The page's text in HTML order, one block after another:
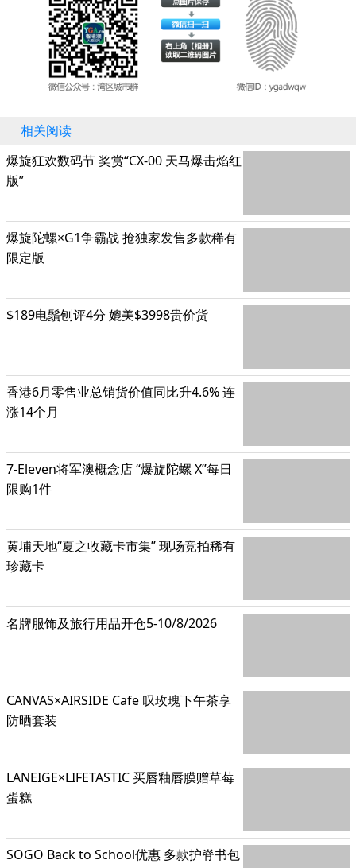
相关阅读
爆旋狂欢数码节 奖赏“CX-00 天马爆击焰红
版”
爆旋陀螺×G1争霸战 抢独家发售多款稀有
限定版
$189电鬚刨评4分 媲美$3998贵价货
香港6月零售业总销货价值同比升4.6% 连
涨14个月
7-Eleven将军澳概念店 “爆旋陀螺 X”每日
限购1件
黄埔天地“夏之收藏卡市集” 现场竞拍稀有
珍藏卡
名牌服饰及旅行用品开仓5-10/8/2026
CANVAS×AIRSIDE Cafe 叹玫瑰下午茶享
防晒套装
LANEIGE×LIFETASTIC 买唇釉唇膜赠草莓
蛋糕
SOGO Back to School优惠 多款护脊书包